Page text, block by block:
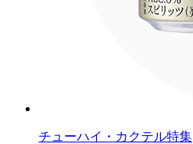
チューハイ・カクテル特集